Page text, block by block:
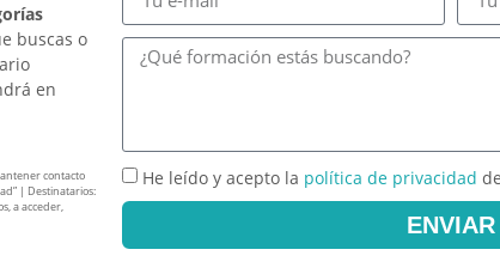
buscas o
en
contacto
| Destinatarios:
a acceder,
He leído y acepto la política de privacidad
ENVIAR